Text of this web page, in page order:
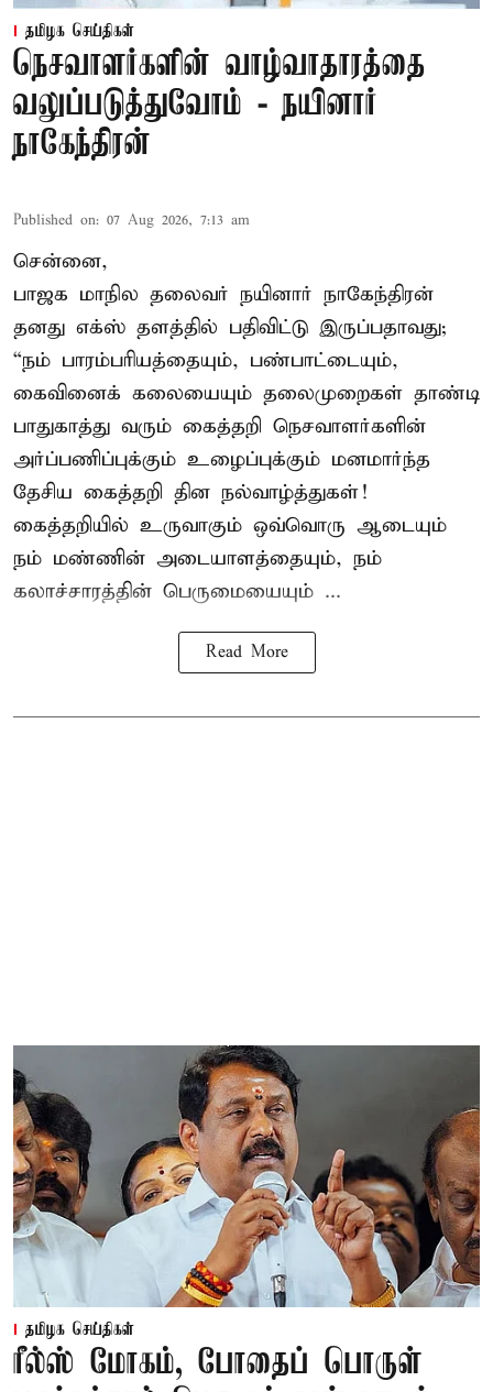
தமிழக செய்திகள்
நெசவாளர்களின் வாழ்வாதாரத்தை
வலுப்படுத்துவோம் - நயினார்
நாகேந்திரன்
Published on: 07 Aug 2026, 7:13 am
சென்னை,
பாஜக மாநில தலைவர் நயினார் நாகேந்திரன்
தனது எக்ஸ் தளத்தில் பதிவிட்டு இருப்பதாவது;
“நம் பாரம்பரியத்தையும், பண்பாட்டையும்,
கைவினைக் கலையையும் தலைமுறைகள் தாண்டி
பாதுகாத்து வரும் கைத்தறி நெசவாளர்களின்
அர்ப்பணிப்புக்கும் உழைப்புக்கும் மனமார்ந்த
தேசிய கைத்தறி தின நல்வாழ்த்துகள்!
கைத்தறியில் உருவாகும் ஒவ்வொரு ஆடையும்
நம் மண்ணின் அடையாளத்தையும், நம்
கலாச்சாரத்தின் பெருமையையும் ...
Read More
தமிழக செய்திகள்
ரீல்ஸ் மோகம், போதைப் பொருள்